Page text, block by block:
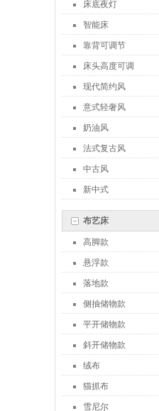
床底夜灯
智能床
靠背可调节
床头高度可调
现代简约风
意式轻奢风
奶油风
法式复古风
中古风
新中式
布艺床
高脚款
悬浮款
落地款
侧抽储物款
平开储物款
斜开储物款
绒布
猫抓布
雪尼尔